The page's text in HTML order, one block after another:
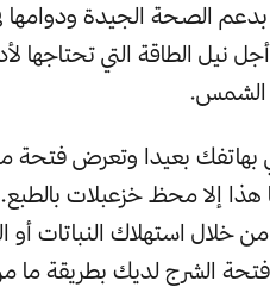
بدعم الصحة الجيدة ودوامها
نيل الطاقة التي تحتاجها
الشمس.
بهاتفك بعيدا وتعرض
هذا إلا محظ خزعبلات
خلال استهلاك النباتات أو
الشرج لديك بطريقة ما